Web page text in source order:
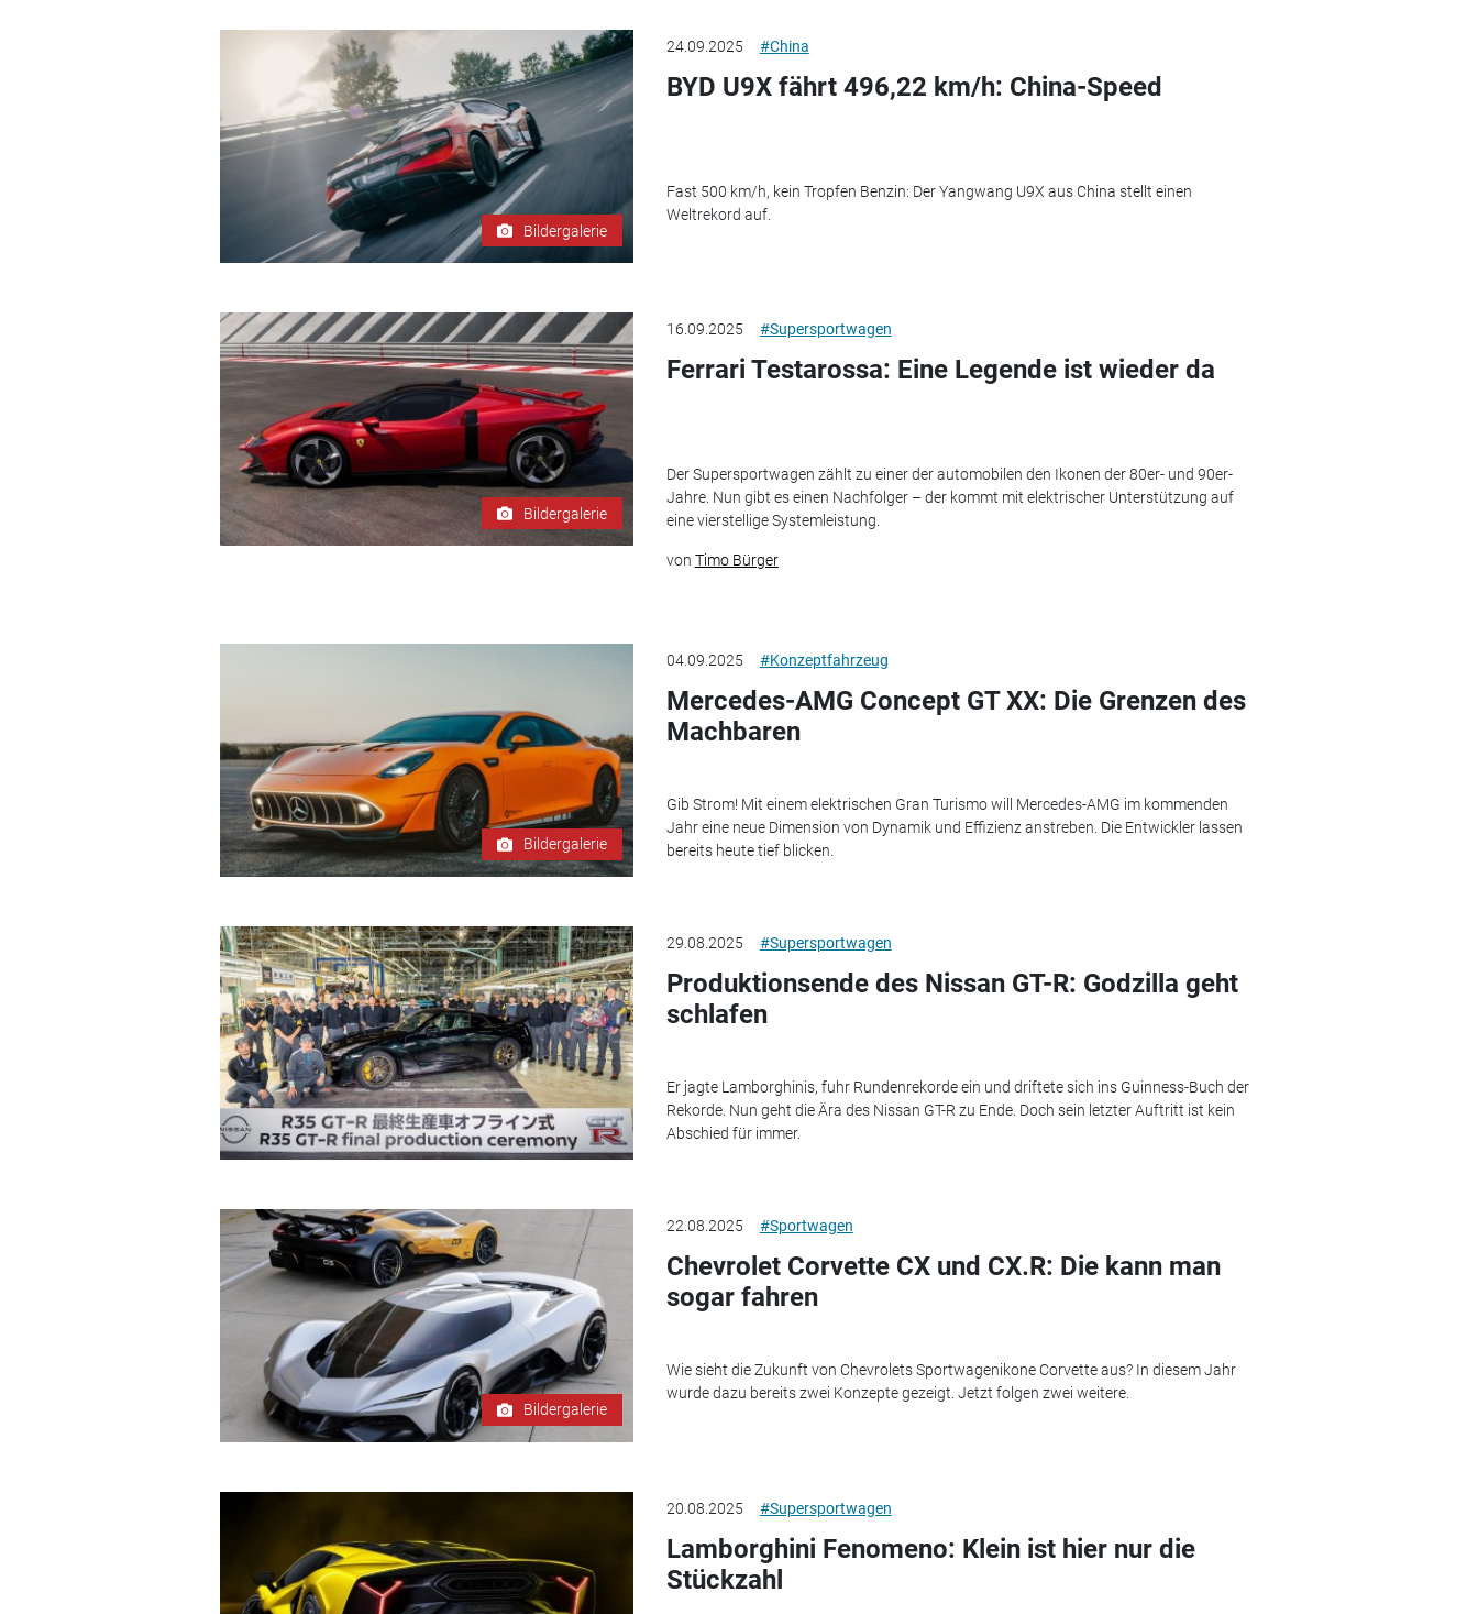
Bildergalerie
24.09.2025 #China
BYD U9X fährt 496,22 km/h: China-Speed
Fast 500 km/h, kein Tropfen Benzin: Der Yangwang U9X aus China stellt einen
Weltrekord auf.
Bildergalerie
16.09.2025 #Supersportwagen
Ferrari Testarossa: Eine Legende ist wieder da
Der Supersportwagen zählt zu einer der automobilen den Ikonen der 80er- und 90er-
Jahre. Nun gibt es einen Nachfolger – der kommt mit elektrischer Unterstützung auf
eine vierstellige Systemleistung.
von Timo Bürger
Bildergalerie
04.09.2025 #Konzeptfahrzeug
Mercedes-AMG Concept GT XX: Die Grenzen des
Machbaren
Gib Strom! Mit einem elektrischen Gran Turismo will Mercedes-AMG im kommenden
Jahr eine neue Dimension von Dynamik und Effizienz anstreben. Die Entwickler lassen
bereits heute tief blicken.
29.08.2025 #Supersportwagen
Produktionsende des Nissan GT-R: Godzilla geht
schlafen
Er jagte Lamborghinis, fuhr Rundenrekorde ein und driftete sich ins Guinness-Buch der
Rekorde. Nun geht die Ära des Nissan GT-R zu Ende. Doch sein letzter Auftritt ist kein
Abschied für immer.
Bildergalerie
22.08.2025 #Sportwagen
Chevrolet Corvette CX und CX.R: Die kann man
sogar fahren
Wie sieht die Zukunft von Chevrolets Sportwagenikone Corvette aus? In diesem Jahr
wurde dazu bereits zwei Konzepte gezeigt. Jetzt folgen zwei weitere.
20.08.2025 #Supersportwagen
Lamborghini Fenomeno: Klein ist hier nur die
Stückzahl